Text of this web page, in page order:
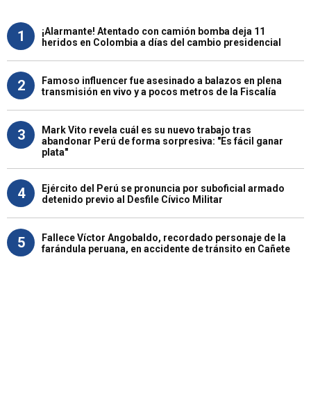
1
¡Alarmante! Atentado con camión bomba deja 11
heridos en Colombia a días del cambio presidencial
2
Famoso influencer fue asesinado a balazos en plena
transmisión en vivo y a pocos metros de la Fiscalía
3
Mark Vito revela cuál es su nuevo trabajo tras
abandonar Perú de forma sorpresiva: "Es fácil ganar
plata"
4
Ejército del Perú se pronuncia por suboficial armado
detenido previo al Desfile Cívico Militar
5
Fallece Víctor Angobaldo, recordado personaje de la
farándula peruana, en accidente de tránsito en Cañete